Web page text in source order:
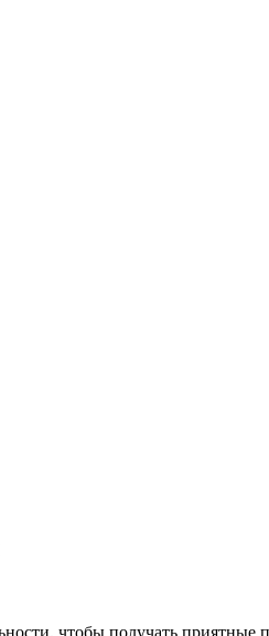
чтобы получать